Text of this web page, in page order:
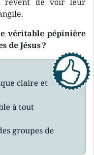
véritable pépinière
de Jésus ?
claire et
à tout
groupes de